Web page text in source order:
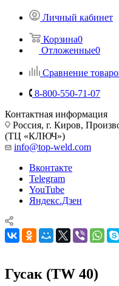
Личный кабинет
Корзина0
Отложенные0
Сравнение
8-800-550-71-07
Контактная информация
Россия, г. Киров,
(ТЦ «КЛЮЧ»)
info@top-weld.com
Вконтакте
Telegram
YouTube
Яндекс.Дзен
Гусак (TW 40)